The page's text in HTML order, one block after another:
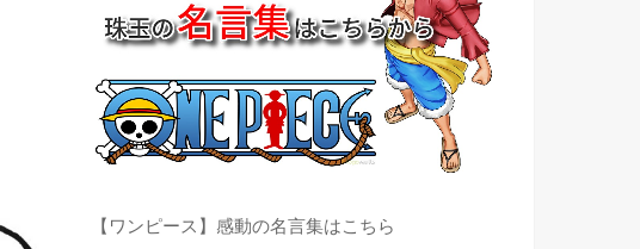
【ワンピース】感動の名言集はこちら